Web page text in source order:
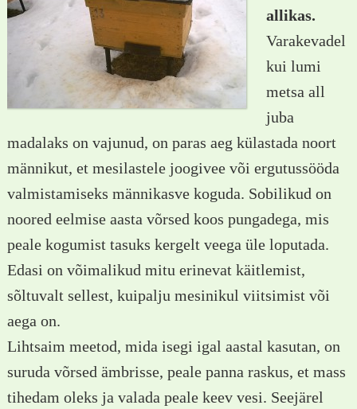
allikas.
Varakevadel
kui lumi
metsa all
juba
madalaks on vajunud, on paras aeg külastada noort
männikut, et mesilastele joogivee või ergutussööda
valmistamiseks männikasve koguda. Sobilikud on
noored eelmise aasta võrsed koos pungadega, mis
peale kogumist tasuks kergelt veega üle loputada.
Edasi on võimalikud mitu erinevat käitlemist,
sõltuvalt sellest, kuipalju mesinikul viitsimist või
aega on.
Lihtsaim meetod, mida isegi igal aastal kasutan, on
suruda võrsed ämbrisse, peale panna raskus, et mass
tihedam oleks ja valada peale keev vesi. Seejärel